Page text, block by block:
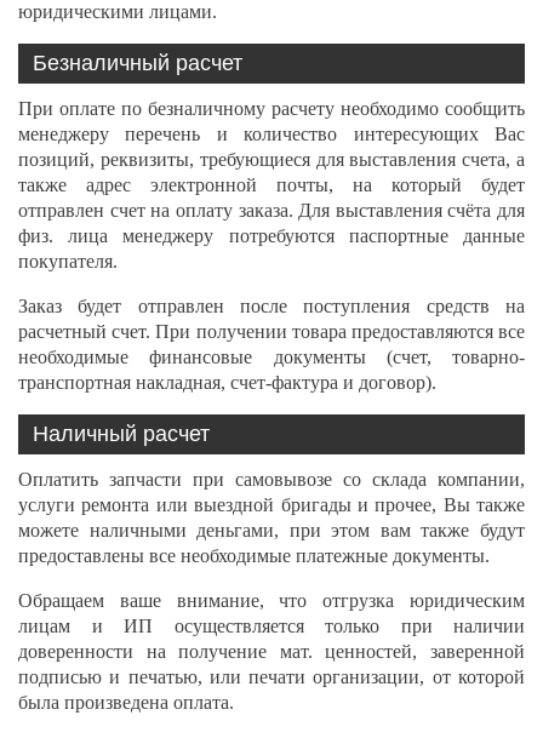
юридическими лицами.
Безналичный расчет
При оплате по безналичному расчету необходимо сообщить
менеджеру перечень и количество интересующих Вас
позиций, реквизиты, требующиеся для выставления счета, а
также адрес электронной почты, на который будет
отправлен счет на оплату заказа. Для выставления счёта для
физ. лица менеджеру потребуются паспортные данные
покупателя.
Заказ будет отправлен после поступления средств на
расчетный счет. При получении товара предоставляются все
необходимые финансовые документы (счет, товарно-
транспортная накладная, счет-фактура и договор).
Наличный расчет
Оплатить запчасти при самовывозе со склада компании,
услуги ремонта или выездной бригады и прочее, Вы также
можете наличными деньгами, при этом вам также будут
предоставлены все необходимые платежные документы.
Обращаем ваше внимание, что отгрузка юридическим
лицам и ИП осуществляется только при наличии
доверенности на получение мат. ценностей, заверенной
подписью и печатью, или печати организации, от которой
была произведена оплата.